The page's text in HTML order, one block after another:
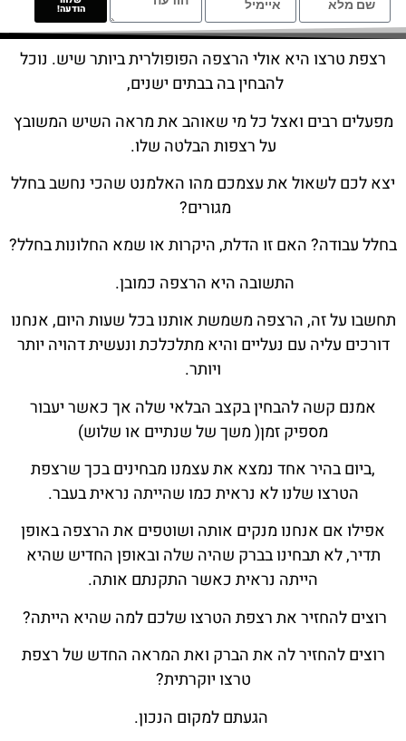
הודעה!
רצפת טרצו היא אולי הרצפה הפופולרית ביותר שיש. נוכל
להבחין בה בבתים ישנים,
מפעלים רבים ואצל כל מי שאוהב את מראה השיש המשובץ
על רצפות הבלטה שלו.
יצא לכם לשאול את עצמכם מהו האלמנט שהכי נחשב בחלל
מגורים?
בחלל עבודה? האם זו הדלת, היקרות או שמא החלונות בחלל?
התשובה היא הרצפה כמובן.
תחשבו על זה, הרצפה משמשת אותנו בכל שעות היום, אנחנו
דורכים עליה עם נעליים והיא מתלכלכת ונעשית דהויה יותר
ויותר.
אמנם קשה להבחין בקצב הבלאי שלה אך כאשר יעבור
מספיק זמן( משך של שנתיים או שלוש)
,ביום בהיר אחד נמצא את עצמנו מבחינים בכך שרצפת
הטרצו שלנו לא נראית כמו שהייתה נראית בעבר.
אפילו אם אנחנו מנקים אותה ושוטפים את הרצפה באופן
תדיר, לא תבחינו בברק שהיה שלה ובאופן החדיש שהיא
הייתה נראית כאשר התקנתם אותה.
רוצים להחזיר את רצפת הטרצו שלכם למה שהיא הייתה?
רוצים להחזיר לה את הברק ואת המראה החדש של רצפת
טרצו יוקרתית?
הגעתם למקום הנכון.